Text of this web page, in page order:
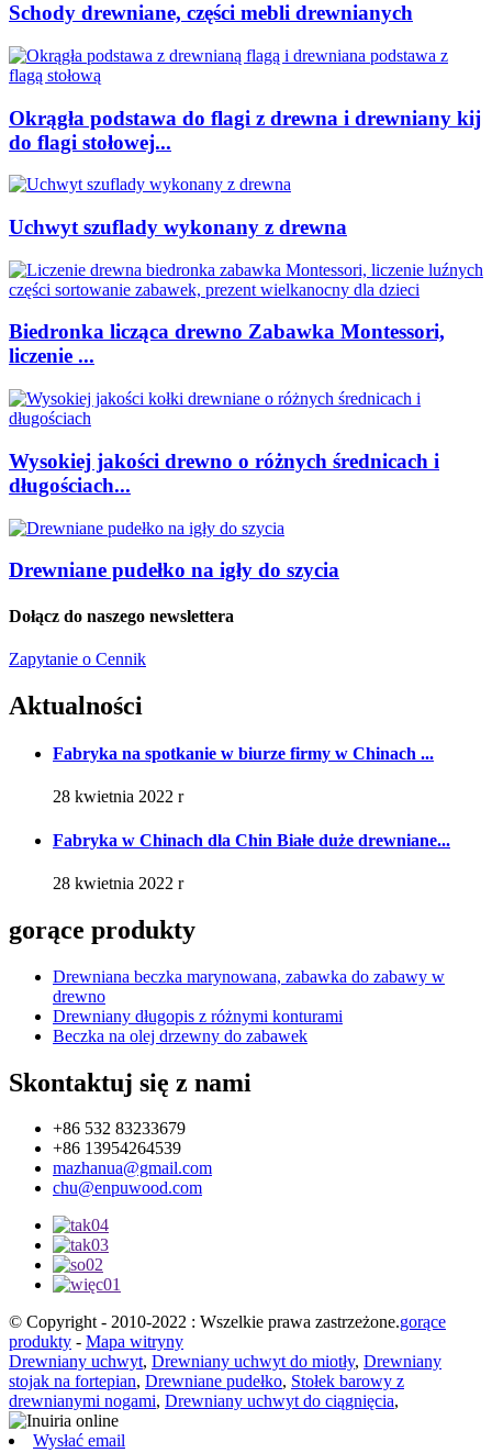
Schody drewniane, części mebli drewnianych
Okrągła podstawa do flagi z drewna i drewniany kij
do flagi stołowej...
Uchwyt szuflady wykonany z drewna
Biedronka licząca drewno Zabawka Montessori,
liczenie ...
Wysokiej jakości drewno o różnych średnicach i
długościach...
Drewniane pudełko na igły do ​​szycia
Dołącz do naszego newslettera
Zapytanie o Cennik
Aktualności
Fabryka na spotkanie w biurze firmy w Chinach ...
28 kwietnia 2022 r
Fabryka w Chinach dla Chin Białe duże drewniane...
28 kwietnia 2022 r
gorące produkty
Drewniana beczka marynowana, zabawka do zabawy w
drewno
Drewniany długopis z różnymi konturami
Beczka na olej drzewny do zabawek
Skontaktuj się z nami
+86 532 83233679
+86 13954264539
mazhanua@gmail.com
chu@enpuwood.com
© Copyright - 2010-2022 : Wszelkie prawa zastrzeżone.gorące
produkty - Mapa witryny
Drewniany uchwyt, Drewniany uchwyt do miotły, Drewniany
stojak na fortepian, Drewniane pudełko, Stołek barowy z
drewnianymi nogami, Drewniany uchwyt do ciągnięcia,
Wysłać email